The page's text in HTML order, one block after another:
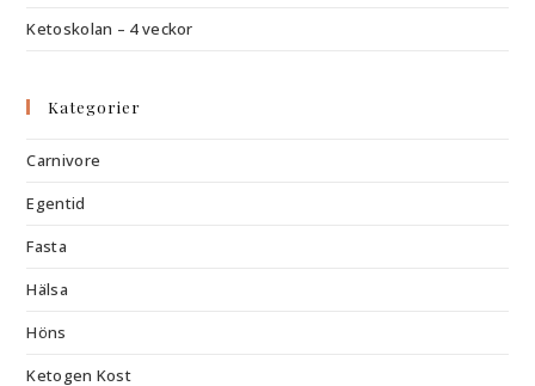
Ketoskolan – 4 veckor
Kategorier
Carnivore
Egentid
Fasta
Hälsa
Höns
Ketogen Kost